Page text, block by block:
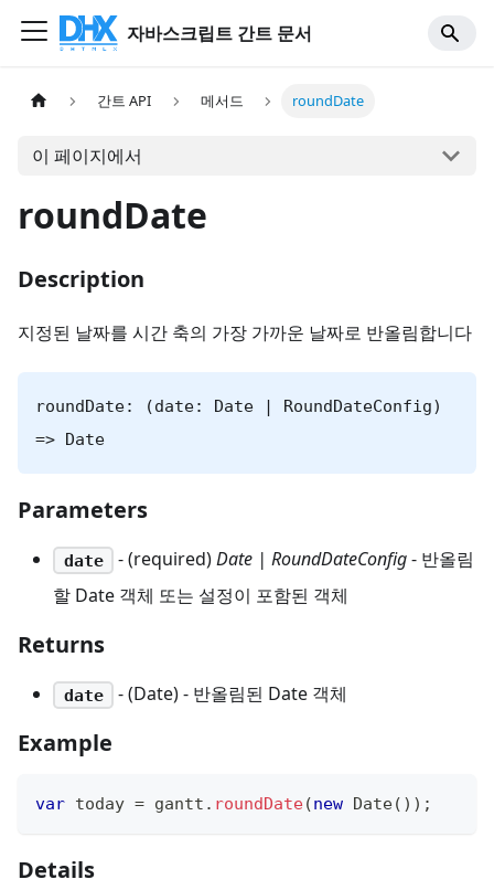
자바스크립트 간트 문서
간트 API 메서드 roundDate
이 페이지에서
roundDate
Description
지정된 날짜를 시간 축의 가장 가까운 날짜로 반올림합니다
roundDate: (date: Date | RoundDateConfig)
=> Date
Parameters
date - (required)Date | RoundDateConfig- 반올림
할 Date 객체 또는 설정이 포함된 객체
Returns
date - (Date) - 반올림된 Date 객체
Example
var today = gantt . roundDate(new Date( ) ) ;
Details